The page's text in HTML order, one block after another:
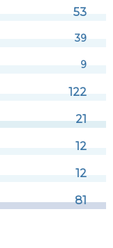
53
39
9
122
21
12
12
81